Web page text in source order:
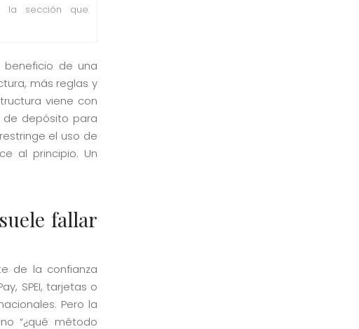
la sección que
de una
más reglas y
viene con
de depósito para
el uso de
al principio. Un
fallar
de la confianza
SPEI, tarjetas o
Pero la
“¿qué método